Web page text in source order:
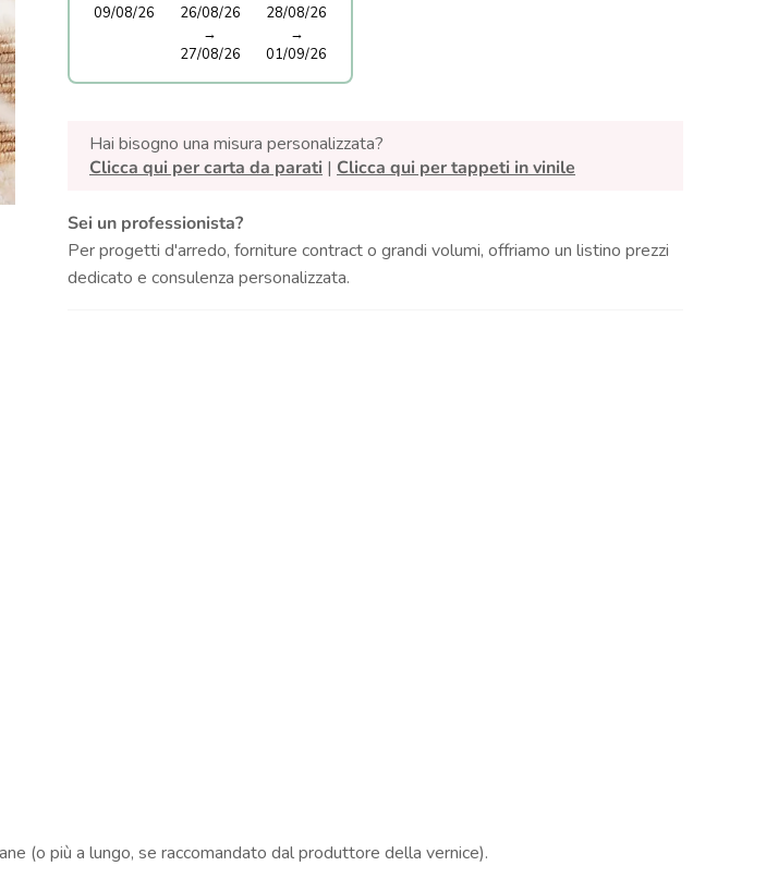
09/08/26
26/08/26
→
27/08/26
28/08/26
→
01/09/26
Hai bisogno una misura personalizzata?
Clicca qui per carta da parati | Clicca qui per tappeti in vinile
Sei un professionista?
Per progetti d'arredo, forniture contract o grandi volumi, offriamo un listino prezzi
dedicato e consulenza personalizzata.
(o più a lungo, se raccomandato dal produttore della vernice).